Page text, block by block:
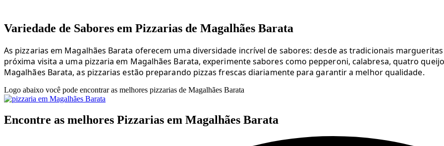
Variedade de Sabores em Pizzarias de Magalhães Barata
As pizzarias em Magalhães Barata oferecem uma diversidade incrível de sabores: desde as tradicionais
próxima visita a uma pizzaria em Magalhães Barata, experimente sabores como pepperoni, calabresa, quatro
Magalhães Barata, as pizzarias estão preparando pizzas frescas diariamente para garantir a melhor qualidade.
Logo abaixo você pode encontrar as melhores pizzarias de Magalhães Barata
Encontre as melhores Pizzarias em Magalhães Barata